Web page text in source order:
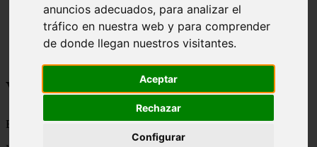
anuncios adecuados, para analizar el
tráfico en nuestra web y para comprender
de donde llegan nuestros visitantes.
Aceptar
Rechazar
Configurar
monumentos
naturaleza
san
Viajes a la Patagonia
Blog sobre la Patagonia en particular y sobre turismo en general